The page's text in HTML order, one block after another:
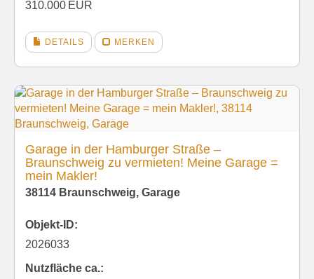
310.000 EUR
DETAILS MERKEN
Garage in der Hamburger Straße –
Braunschweig zu vermieten! Meine Garage =
mein Makler!
38114 Braunschweig, Garage
Objekt-ID:
2026033
Nutzfläche ca.: